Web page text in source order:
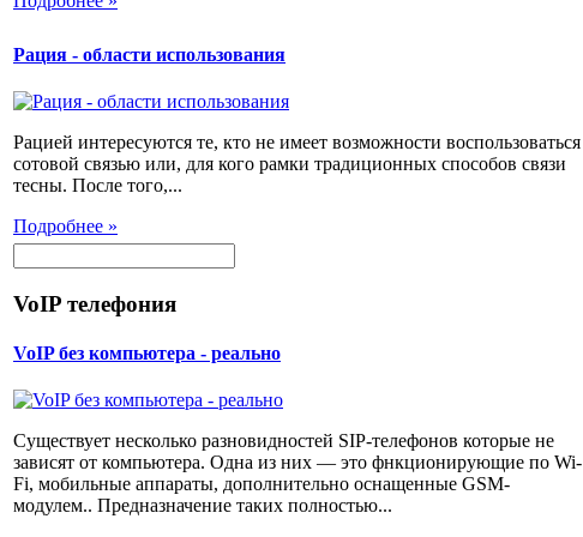
Рация - области использования
Рацией интересуются те, кто не имеет возможности воспользоваться
сотовой связью или, для кого рамки традиционных способов связи
тесны. После того,...
Подробнее »
VoIP телефония
VoIP без компьютера - реально
Существует несколько разновидностей SIP-телефонов которые не
зависят от компьютера. Одна из них — это фнкционирующие по Wi-
Fi, мобильные аппараты, дополнительно оснащенные GSM-
модулем.. Предназначение таких полностью...